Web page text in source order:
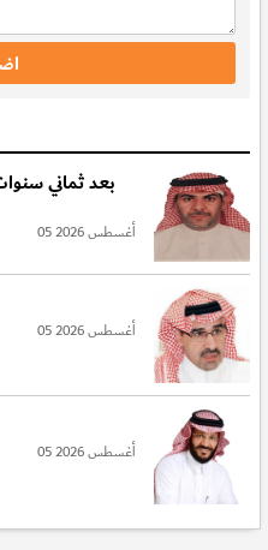
بعد ثماني
05 أغسطس 2026
05 أغسطس 2026
05 أغسطس 2026